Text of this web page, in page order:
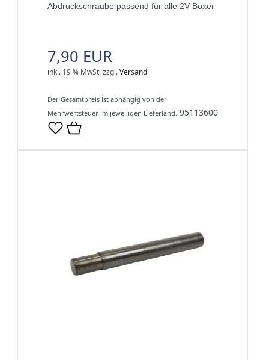
Abdrückschraube passend für alle 2V Boxer
7,90 EUR
inkl. 19 % MwSt.zzgl.Versand
Der Gesamtpreis ist abhängig von der
Mehrwertsteuer im jeweiligen Lieferland. 95113600